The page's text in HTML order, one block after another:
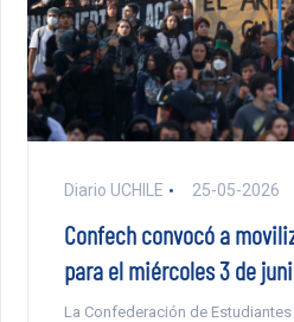
Diario UCHILE 25-05-2026
Confech convocó a
para el miércoles 3 de
La Confederación de